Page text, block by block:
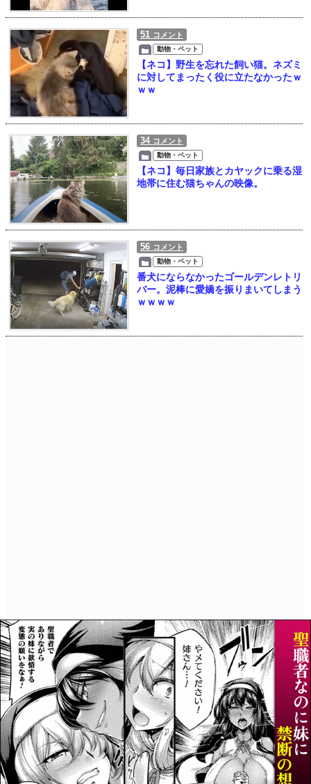
51 コメント
動物・ペット
【ネコ】野生を忘れた飼い猫。ネズミ
に対してまったく役に立たなかったｗ
ｗｗ
34 コメント
動物・ペット
【ネコ】毎日家族とカヤックに乗る湿
地帯に住む猫ちゃんの映像。
56 コメント
動物・ペット
番犬にならなかったゴールデンレトリ
バー。泥棒に愛嬌を振りまいてしまう
ｗｗｗｗ